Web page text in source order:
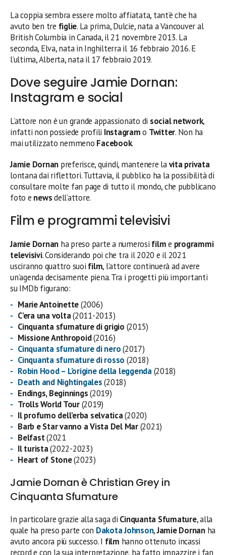
La coppia sembra essere molto affiatata, tant’è che ha
avuto ben tre figlie. La prima, Dulcie, nata a Vancouver al
British Columbia in Canada, il 21 novembre 2013. La
seconda, Elva, nata in Inghilterra il 16 febbraio 2016. E
l’ultima, Alberta, nata il 17 febbraio 2019.
Dove seguire Jamie Dornan:
Instagram e social
L’attore non è un grande appassionato di social network,
infatti non possiede profili Instagramo Twitter. Non ha
mai utilizzato nemmeno Facebook.
Jamie Dornan preferisce, quindi, mantenere lavita privata
lontana dai riflettori. Tuttavia, il pubblico ha la possibilità di
consultare molte fan page di tutto il mondo, che pubblicano
foto e newsdell’attore.
Film e programmi televisivi
Jamie Dornan ha preso parte a numerosi filme programmi
televisivi. Considerando poi che tra il 2020 e il 2021
usciranno quattro suoi film, l’attore continuerà ad avere
un’agenda decisamente piena. Tra i progetti più importanti
su IMDb figurano:
Marie Antoinette(2006)
C’era una volta(2011-2013)
Cinquanta sfumature di grigio (2015)
Missione Anthropoid(2016)
Cinquanta sfumature di nero(2017)
Cinquanta sfumature di rosso (2018)
Robin Hood – L’origine della leggenda(2018)
Death and Nightingales(2018)
Endings, Beginnings(2019)
Trolls World Tour(2019)
Il profumo dell’erba selvatica(2020)
Barb e Star vanno a Vista Del Mar(2021)
Belfast(2021
Il turista(2022-2023)
Heart of Stone(2023)
Jamie Dornan è Christian Grey in
Cinquanta Sfumature
In particolare grazie alla saga di Cinquanta Sfumature, alla
quale ha preso parte con Dakota Johnson,Jamie Dornanha
avuto ancora più successo. I film hanno ottenuto incassi
record e con la sua interpretazione, ha fatto impazzire i fan